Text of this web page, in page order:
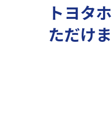
トヨタ
ただけま